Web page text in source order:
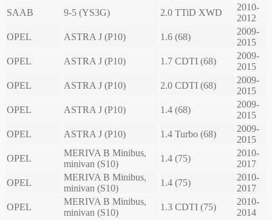
SAAB
9-5 (YS3G) 2.0 TTiD XWD
2010-
2012
OPEL
ASTRA J (P10) 1.6 (68)
2009-
2015
OPEL
ASTRA J (P10) 1.7 CDTI (68)
2009-
2015
OPEL
ASTRA J (P10) 2.0 CDTI (68)
2009-
2015
OPEL
ASTRA J (P10) 1.4 (68)
2009-
2015
OPEL
ASTRA J (P10) 1.4 Turbo (68)
2009-
2015
OPEL
MERIVA B Minibus,
minivan (S10)
1.4 (75)
2010-
2017
OPEL
MERIVA B Minibus,
minivan (S10)
1.4 (75)
2010-
2017
OPEL
MERIVA B Minibus,
minivan (S10)
1.3 CDTI (75)
2010-
2014